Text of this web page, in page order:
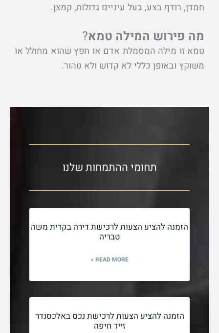
חמדן, רודף בצע, בעל עיניים גדולות, קמצן.
מה פירוש המילה טמא?
טמא זו מילה המסמלת אדם או חפץ שהוא מחולל או
משוקץ ובאופן כללי לא קדוש ולא טהור.
תחומי ההתמחות שלנו
הזמנה להציע הצעות לרכישת דירה בקרית משה
טבריה
READ MORE »
הזמנה להציע הצעות לרכישת נכס באלכסנדר
זייד חיפה